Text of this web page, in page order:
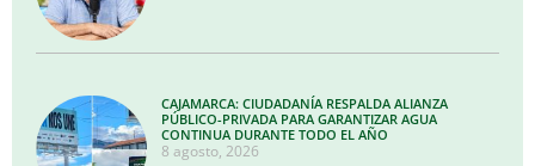
CAJAMARCA: CIUDADANÍA RESPALDA ALIANZA
PÚBLICO-PRIVADA PARA GARANTIZAR AGUA
CONTINUA DURANTE TODO EL AÑO
8 agosto, 2026